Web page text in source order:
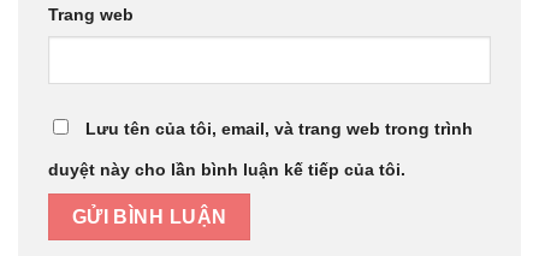
Trang web
Lưu tên của tôi, email, và trang web trong trình
duyệt này cho lần bình luận kế tiếp của tôi.